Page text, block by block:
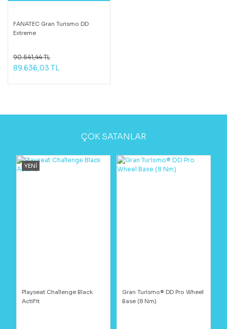
FANATEC Gran Turismo DD
Extreme
90.541,44 TL
89.636,03 TL
ÇOK SATANLAR
YENİ
Playseat Challenge Black
ActiFit
Gran Turismo® DD Pro Wheel
Base (8 Nm)